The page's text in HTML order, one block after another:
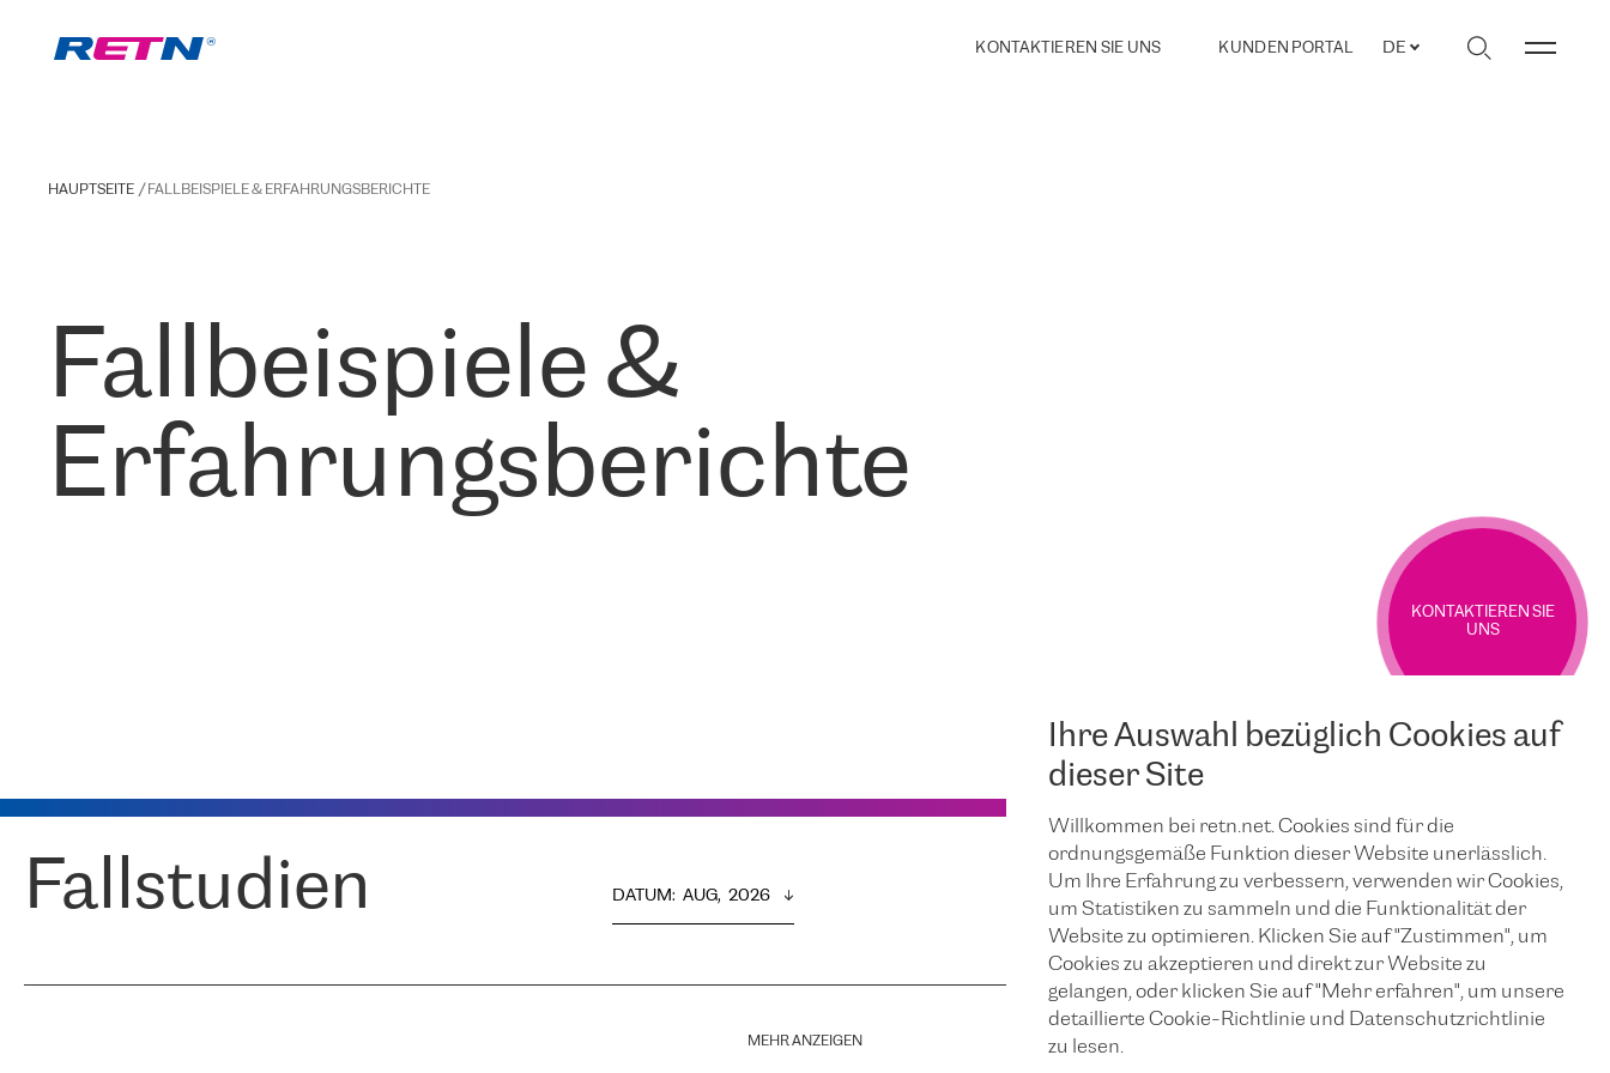
KONTAKTIEREN SIE UNS KUNDEN PORTAL DE
Ihre Auswahl bezüglich Cookies auf
dieser Site
Willkommen bei retn.net. Cookies sind für die
ordnungsgemäße Funktion dieser Website unerlässlich.
Um Ihre Erfahrung zu verbessern, verwenden wir Cookies,
um Statistiken zu sammeln und die Funktionalität der
Website zu optimieren. Klicken Sie auf "Zustimmen", um
Cookies zu akzeptieren und direkt zur Website zu
gelangen, oder klicken Sie auf "Mehr erfahren", um unsere
detaillierte Cookie-Richtlinie und Datenschutzrichtlinie
zu lesen.
HAUPTSEITE FALLBEISPIELE & ERFAHRUNGSBERICHTE
Fallbeispiele &
Erfahrungsberichte
KONTAKTIEREN SIE
UNS
Fallstudien DATUM: AUG,  2026
MEHR ANZEIGEN